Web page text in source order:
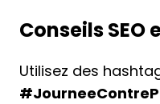
Conseils
Utilisez des